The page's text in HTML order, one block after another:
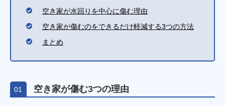
空き家が水回りを中心に傷む理由
空き家が傷むのをできるだけ軽減する3つの方法
まとめ
01 空き家が傷む3つの理由